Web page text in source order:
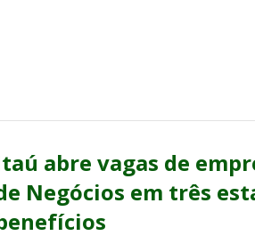
abre vagas de
Negócios em três